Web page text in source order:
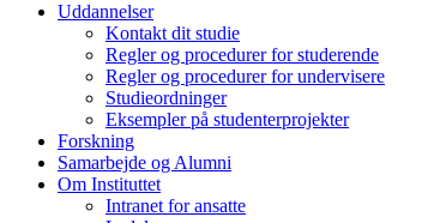
Uddannelser
Kontakt dit studie
Regler og procedurer for studerende
Regler og procedurer for undervisere
Studieordninger
Eksempler på studenterprojekter
Forskning
Samarbejde og Alumni
Om Instituttet
Intranet for ansatte